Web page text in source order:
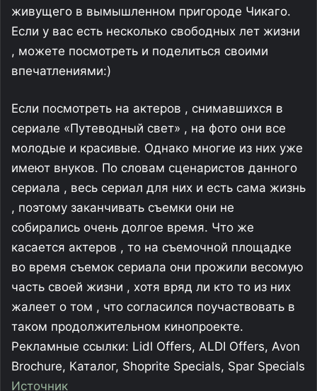
живущего в вымышленном пригороде Чикаго.
Если у вас есть несколько свободных лет жизни
, можете посмотреть и поделиться своими
впечатлениями:)
Если посмотреть на актеров , снимавшихся в
сериале «Путеводный свет» , на фото они все
молодые и красивые. Однако многие из них уже
имеют внуков. По словам сценаристов данного
сериала , весь сериал для них и есть сама жизнь
, поэтому заканчивать съемки они не
собирались очень долгое время. Что же
касается актеров , то на съемочной площадке
во время съемок сериала они прожили весомую
часть своей жизни , хотя вряд ли кто то из них
жалеет о том , что согласился поучаствовать в
таком продолжительном кинопроекте.
Рекламные ссылки: Lidl Offers, ALDI Offers, Avon
Brochure, Каталог, Shoprite Specials, Spar Specials
Источник